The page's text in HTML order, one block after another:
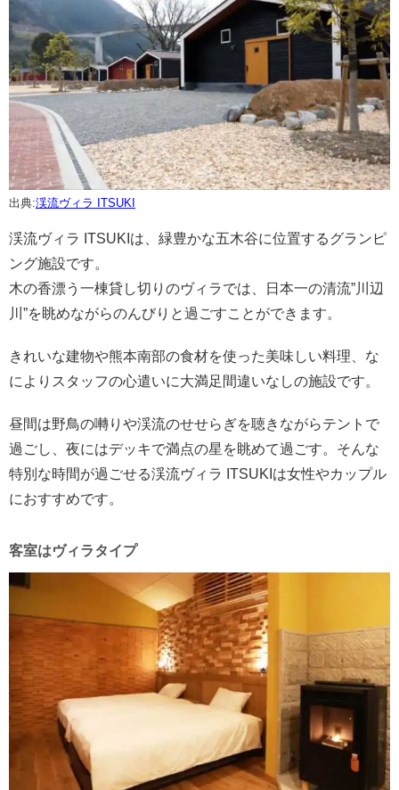
出典:渓流ヴィラ ITSUKI
渓流ヴィラ ITSUKIは、緑豊かな五木谷に位置するグランピ
ング施設です。
木の香漂う一棟貸し切りのヴィラでは、日本一の清流”川辺
川”を眺めながらのんびりと過ごすことができます。
きれいな建物や熊本南部の食材を使った美味しい料理、な
によりスタッフの心遣いに大満足間違いなしの施設です。
昼間は野鳥の囀りや渓流のせせらぎを聴きながらテントで
過ごし、夜にはデッキで満点の星を眺めて過ごす。そんな
特別な時間が過ごせる渓流ヴィラ ITSUKIは女性やカップル
におすすめです。
客室はヴィラタイプ